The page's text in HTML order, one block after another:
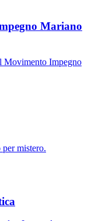
Mariano
Movimento Impegno
mistero.